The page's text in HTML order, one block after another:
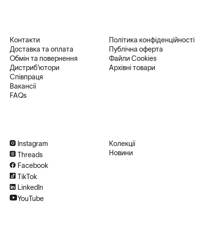
Instagram
Threads
Facebook
TikTok
LinkedIn
YouTube
Контакти
Доставка та оплата
Обмін та повернення
Дистриб'ютори
Співпраця
Вакансії
FAQs
Політика конфіденційності
Публічна оферта
Файли Cookies
Архівні товари
Колекції
Новини